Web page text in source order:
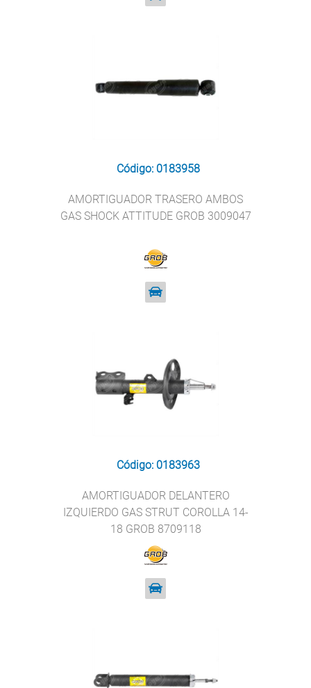
Código: 0183958
AMORTIGUADOR TRASERO AMBOS
GAS SHOCK ATTITUDE GROB 3009047
Código: 0183963
AMORTIGUADOR DELANTERO
IZQUIERDO GAS STRUT COROLLA 14-
18 GROB 8709118